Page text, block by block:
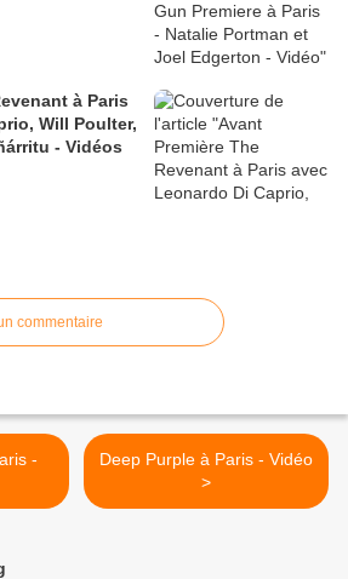
à Paris
Will Poulter,
- Vidéos
commentaire
Deep Purple à Paris - Vidéo
>